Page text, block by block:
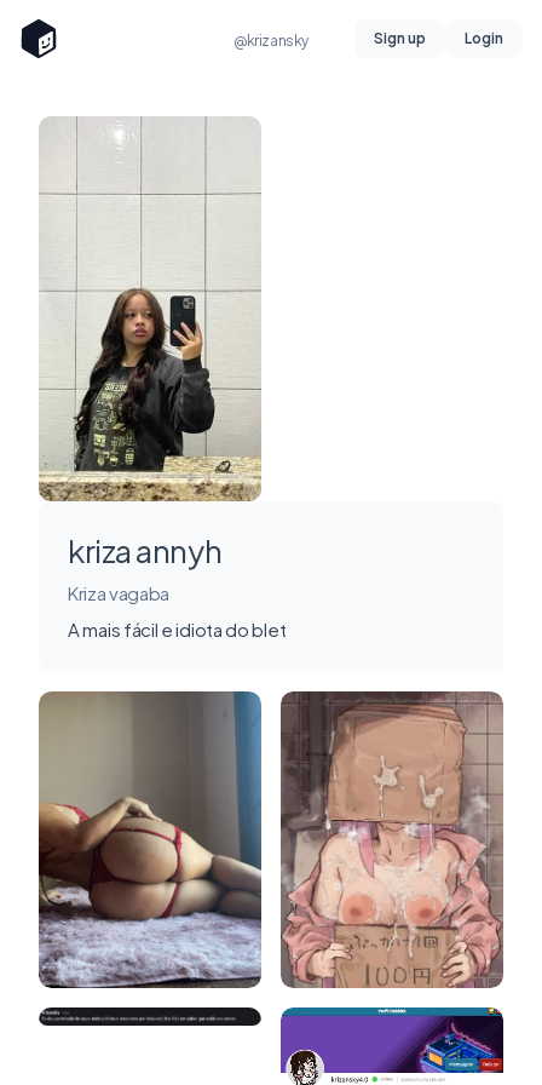
@krizansky Sign up Login
kriza annyh
Kriza vagaba
A mais fácil e idiota do blet